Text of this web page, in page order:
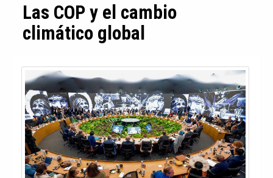
Las COP y el cambio
climático global